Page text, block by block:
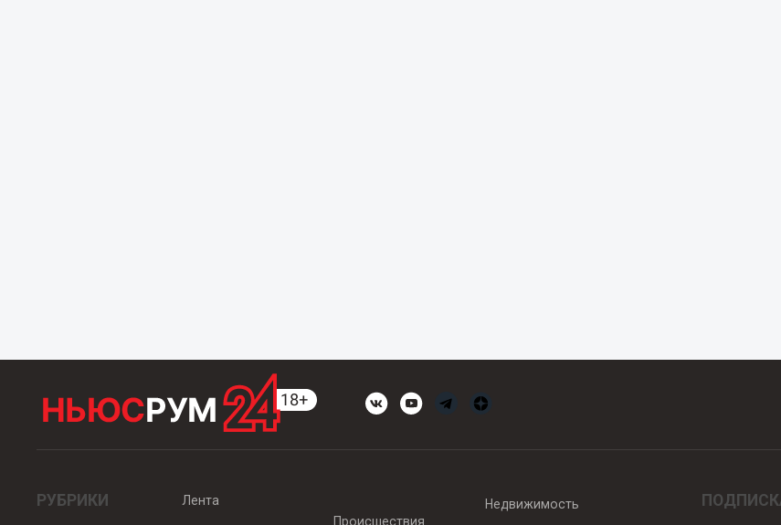
РУБРИКИ
Лента
Происшествия
Недвижимость